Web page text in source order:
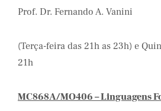
Prof. Dr. Fernando A. Vanini
(Terça-feira das 21h as 23h) e
21h
MC868A/MO406 – Linguagens